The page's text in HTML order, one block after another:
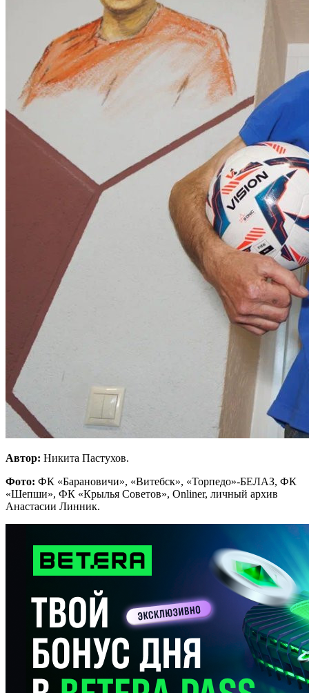
Автор: Никита Пастухов.
Фото: ФК «Барановичи», «Витебск», «Торпедо»-БЕЛАЗ, ФК
«Шепши», ФК «Крылья Советов», Onliner, личный архив
Анастасии Линник.